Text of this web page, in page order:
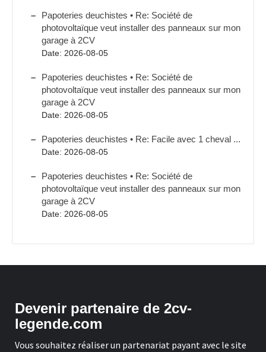
Papoteries deuchistes • Re: Société de
photovoltaïque veut installer des panneaux sur mon
garage à 2CV
Date: 2026-08-05
Papoteries deuchistes • Re: Société de
photovoltaïque veut installer des panneaux sur mon
garage à 2CV
Date: 2026-08-05
Papoteries deuchistes • Re: Facile avec 1 cheval ...
Date: 2026-08-05
Papoteries deuchistes • Re: Société de
photovoltaïque veut installer des panneaux sur mon
garage à 2CV
Date: 2026-08-05
Devenir partenaire de 2cv-
legende.com
Vous souhaitez réaliser un partenariat payant avec le site